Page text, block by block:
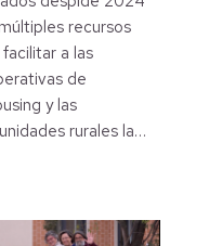
recursos
a las
de
y las
rurales la…